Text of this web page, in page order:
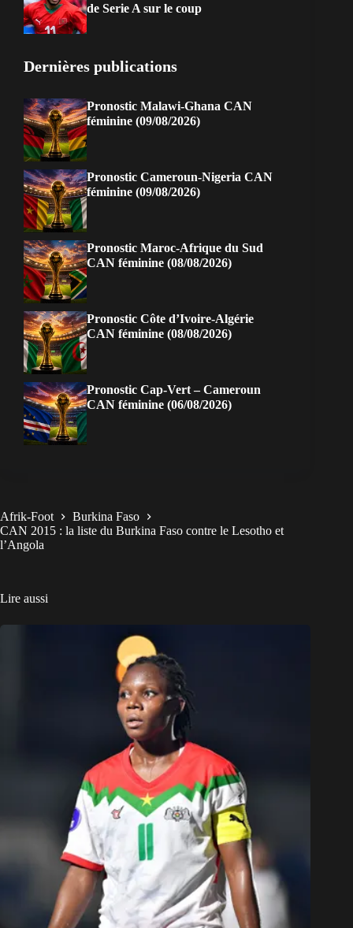
de Serie A sur le coup
Dernières publications
Pronostic Malawi-Ghana CAN
féminine (09/08/2026)
Pronostic Cameroun-Nigeria CAN
féminine (09/08/2026)
Pronostic Maroc-Afrique du Sud
CAN féminine (08/08/2026)
Pronostic Côte d’Ivoire-Algérie
CAN féminine (08/08/2026)
Pronostic Cap-Vert – Cameroun
CAN féminine (06/08/2026)
Afrik-Foot
Burkina Faso
CAN 2015 : la liste du Burkina Faso contre le Lesotho et
l’Angola
Lire aussi